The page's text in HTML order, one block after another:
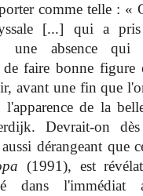
comme telle : «
[...] qui a pris
une absence qui
de faire bonne figure
avant une fin que
l'apparence de la
Devrait-on
dérangeant que
(1991), est
dans l'immédiat